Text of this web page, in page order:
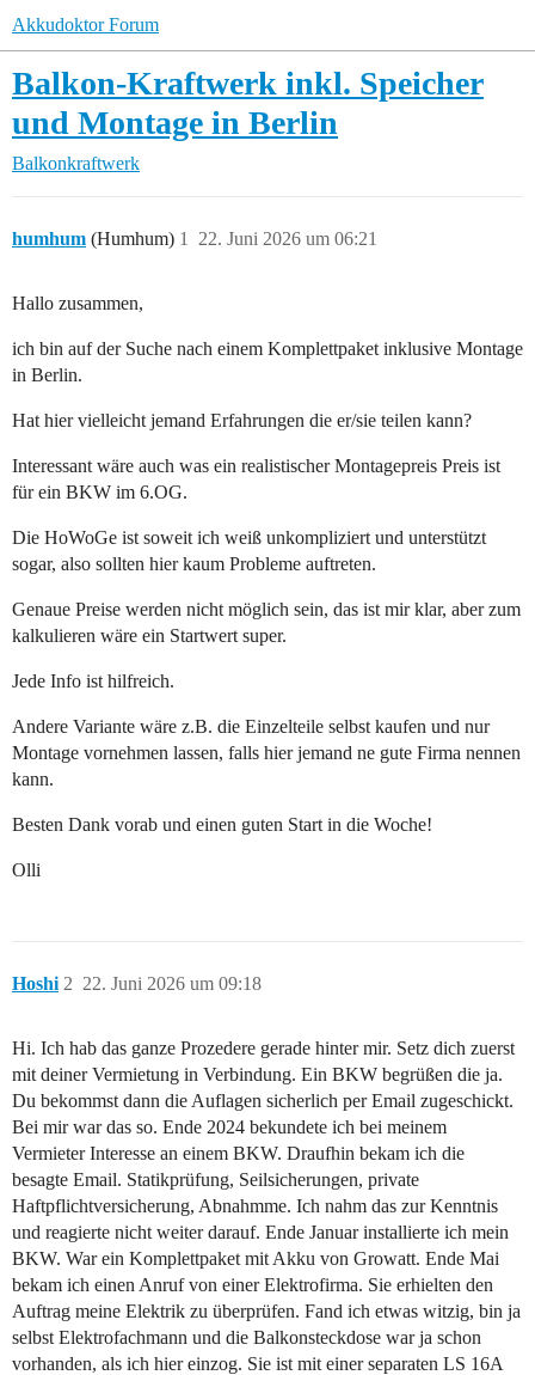
Akkudoktor Forum
Balkon-Kraftwerk inkl. Speicher
und Montage in Berlin
Balkonkraftwerk
humhum (Humhum) 22. Juni 2026 um 06:21
1
Hallo zusammen,
ich bin auf der Suche nach einem Komplettpaket inklusive Montage
in Berlin.
Hat hier vielleicht jemand Erfahrungen die er/sie teilen kann?
Interessant wäre auch was ein realistischer Montagepreis Preis ist
für ein BKW im 6.OG.
Die HoWoGe ist soweit ich weiß unkompliziert und unterstützt
sogar, also sollten hier kaum Probleme auftreten.
Genaue Preise werden nicht möglich sein, das ist mir klar, aber zum
kalkulieren wäre ein Startwert super.
Jede Info ist hilfreich.
Andere Variante wäre z.B. die Einzelteile selbst kaufen und nur
Montage vornehmen lassen, falls hier jemand ne gute Firma nennen
kann.
Besten Dank vorab und einen guten Start in die Woche!
Olli
Hoshi 22. Juni 2026 um 09:18
2
Hi. Ich hab das ganze Prozedere gerade hinter mir. Setz dich zuerst
mit deiner Vermietung in Verbindung. Ein BKW begrüßen die ja.
Du bekommst dann die Auflagen sicherlich per Email zugeschickt.
Bei mir war das so. Ende 2024 bekundete ich bei meinem
Vermieter Interesse an einem BKW. Draufhin bekam ich die
besagte Email. Statikprüfung, Seilsicherungen, private
Haftpflichtversicherung, Abnahmme. Ich nahm das zur Kenntnis
und reagierte nicht weiter darauf. Ende Januar installierte ich mein
BKW. War ein Komplettpaket mit Akku von Growatt. Ende Mai
bekam ich einen Anruf von einer Elektrofirma. Sie erhielten den
Auftrag meine Elektrik zu überprüfen. Fand ich etwas witzig, bin ja
selbst Elektrofachmann und die Balkonsteckdose war ja schon
vorhanden, als ich hier einzog. Sie ist mit einer separaten LS 16A